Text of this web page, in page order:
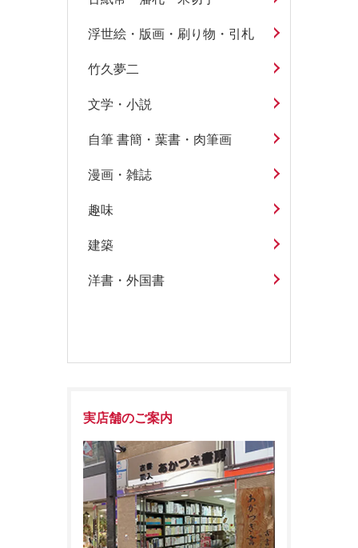
浮世絵・版画・刷り物・引札
竹久夢二
文学・小説
自筆 書簡・葉書・肉筆画
漫画・雑誌
趣味
建築
洋書・外国書
実店舗のご案内